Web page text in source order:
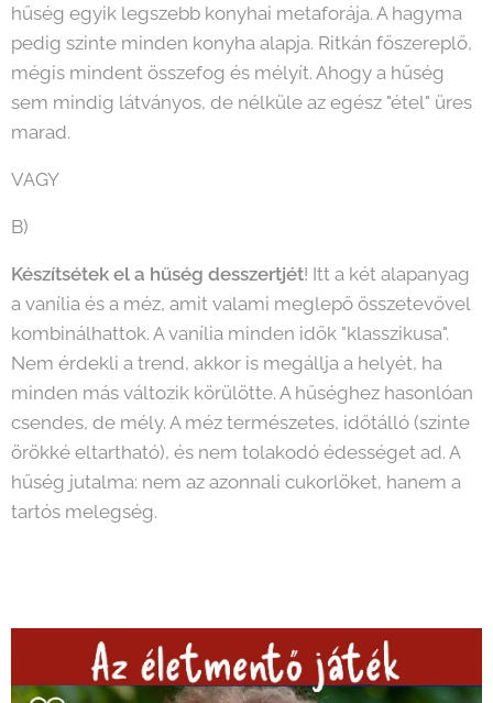
hűség egyik legszebb konyhai metaforája. A hagyma
pedig szinte minden konyha alapja. Ritkán főszereplő,
mégis mindent összefog és mélyít. Ahogy a hűség
sem mindig látványos, de nélküle az egész "étel" üres
marad.
VAGY
B)
Készítsétek el a hűség desszertjét! Itt a két alapanyag
a vanília és a méz, amit valami meglepő összetevővel
kombinálhattok. A vanília minden idők "klasszikusa".
Nem érdekli a trend, akkor is megállja a helyét, ha
minden más változik körülötte. A hűséghez hasonlóan
csendes, de mély. A méz természetes, időtálló (szinte
örökké eltartható), és nem tolakodó édességet ad. A
hűség jutalma: nem az azonnali cukorlöket, hanem a
tartós melegség.